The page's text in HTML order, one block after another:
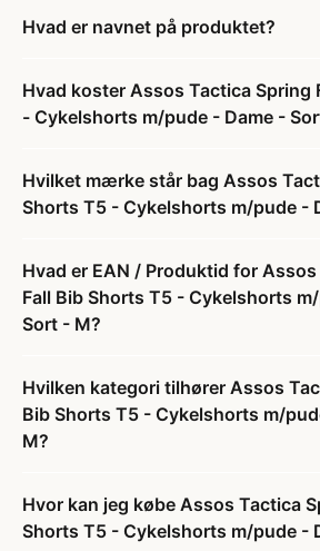
Hvad er navnet på produktet?
Hvad koster Assos Tactica Spring
- Cykelshorts m/pude - Dame -
Hvilket mærke står bag Assos
Shorts T5 - Cykelshorts m/pude -
Hvad er EAN / Produktid for
Fall Bib Shorts T5 - Cykelshorts
Sort - M?
Hvilken kategori tilhører Assos
Bib Shorts T5 - Cykelshorts m/
M?
Hvor kan jeg købe Assos Tactica
Shorts T5 - Cykelshorts m/pude -